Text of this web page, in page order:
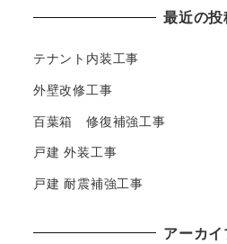
最近の投
テナント内装工事
外壁改修工事
百葉箱 修復補強工事
戸建 外装工事
戸建 耐震補強工事
アーカ